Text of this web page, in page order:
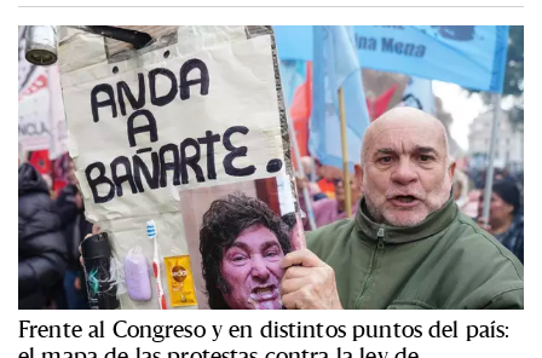
Frente al Congreso y en distintos puntos del país: